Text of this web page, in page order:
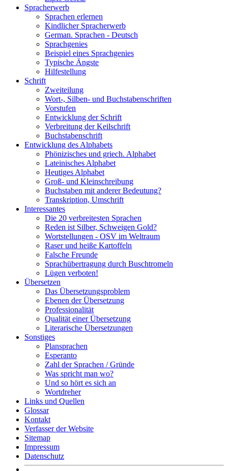
Spracherwerb
Sprachen erlernen
Kindlicher Spracherwerb
German. Sprachen - Deutsch
Sprachgenies
Beispiel eines Sprachgenies
Typische Ängste
Hilfestellung
Schrift
Zweiteilung
Wort-, Silben- und Buchstabenschriften
Vorstufen
Entwicklung der Schrift
Verbreitung der Keilschrift
Buchstabenschrift
Entwicklung des Alphabets
Phönizisches und griech. Alphabet
Lateinisches Alphabet
Heutiges Alphabet
Groß- und Kleinschreibung
Buchstaben mit anderer Bedeutung?
Transkription, Umschrift
Interessantes
Die 20 verbreitesten Sprachen
Reden ist Silber, Schweigen Gold?
Wortstellungen - OSV im Weltraum
Raser und heiße Kartoffeln
Falsche Freunde
Sprachübertragung durch Buschtromeln
Lügen verboten!
Übersetzen
Das Übersetzungsproblem
Ebenen der Übersetzung
Professionalität
Qualität einer Übersetzung
Literarische Übersetzungen
Sonstiges
Plansprachen
Esperanto
Zahl der Sprachen / Gründe
Was spricht man wo?
Und so hört es sich an
Wortdreher
Links und Quellen
Glossar
Kontakt
Verfasser der Website
Sitemap
Impressum
Datenschutz